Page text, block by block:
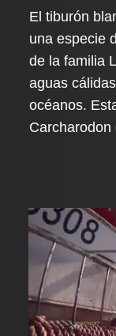
El tiburón
una especie
de la familia
aguas
océanos.
Carcharodon